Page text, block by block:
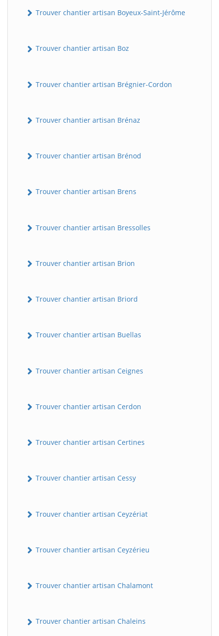
Trouver chantier artisan Boyeux-Saint-Jérôme
Trouver chantier artisan Boz
Trouver chantier artisan Brégnier-Cordon
Trouver chantier artisan Brénaz
Trouver chantier artisan Brénod
Trouver chantier artisan Brens
Trouver chantier artisan Bressolles
Trouver chantier artisan Brion
Trouver chantier artisan Briord
Trouver chantier artisan Buellas
Trouver chantier artisan Ceignes
Trouver chantier artisan Cerdon
Trouver chantier artisan Certines
Trouver chantier artisan Cessy
Trouver chantier artisan Ceyzériat
Trouver chantier artisan Ceyzérieu
Trouver chantier artisan Chalamont
Trouver chantier artisan Chaleins